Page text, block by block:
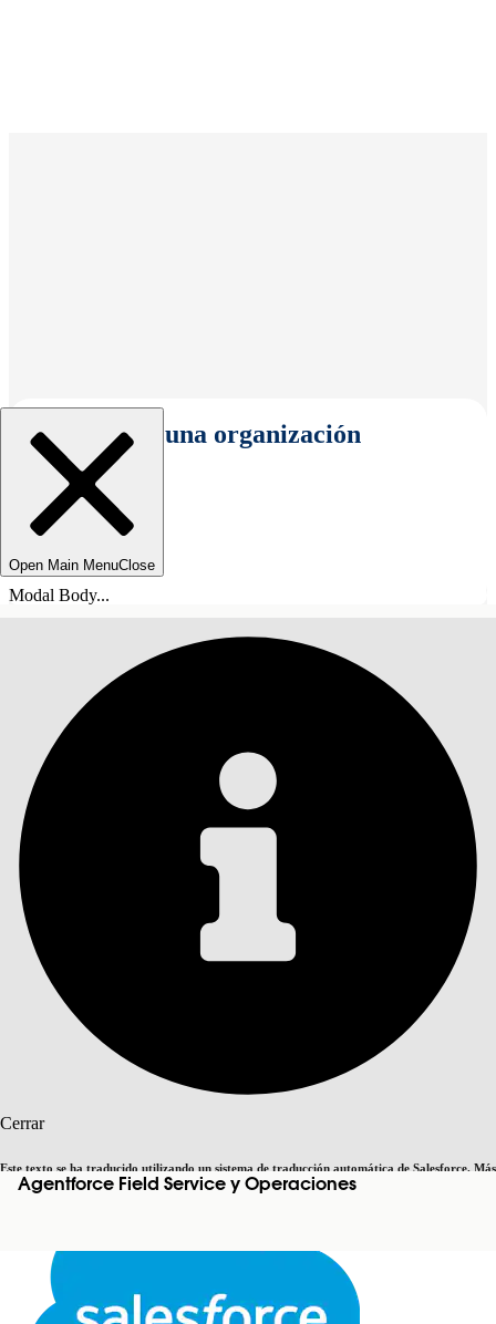
Seleccionar una organización
Open Main MenuClose
Modal Body...
Cerrar
Este texto se ha traducido utilizando un sistema de traducción automática de Salesforce. Más
informaciónaquí. Cambiar a inglés Ahora no
Cerrar Cerrar
Agentforce Field Service y Operaciones
Índice de materias
ÍNDICE DE MATERIAS
Buscar